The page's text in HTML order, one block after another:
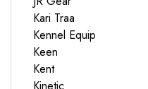
Kari Traa
Kennel Equip
Keen
Kent
Kinetic